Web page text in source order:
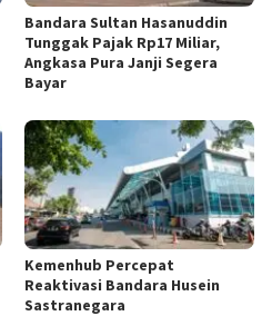
Bandara Sultan Hasanuddin
Tunggak Pajak Rp17 Miliar,
Angkasa Pura Janji Segera
Bayar
Kemenhub Percepat
Reaktivasi Bandara Husein
Sastranegara